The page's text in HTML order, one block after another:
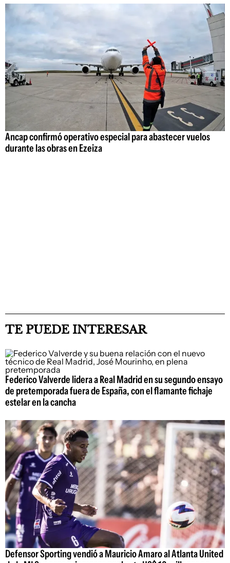
Ancap confirmó operativo especial para abastecer vuelos
durante las obras en Ezeiza
TE PUEDE INTERESAR
Federico Valverde lidera a Real Madrid en su segundo ensayo
de pretemporada fuera de España, con el flamante fichaje
estelar en la cancha
Defensor Sporting vendió a Mauricio Amaro al Atlanta United